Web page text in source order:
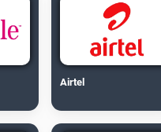
Airtel